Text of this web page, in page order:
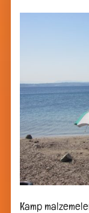
Kamp